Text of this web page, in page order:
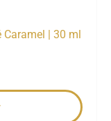
Caramel | 30 ml